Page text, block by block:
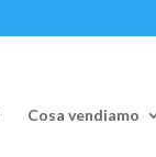
Cosa vendiamo